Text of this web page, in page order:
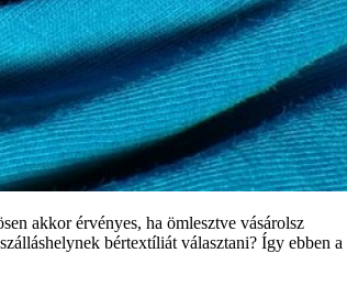
akkor érvényes, ha ömlesztve vásárolsz
bértextíliát választani? Így ebben a